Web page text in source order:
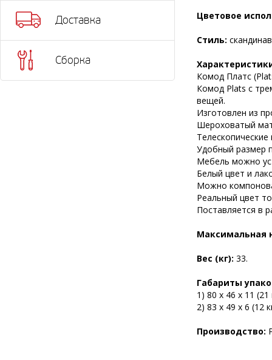
Доставка
Сборка
Цветовое
Стиль:
Комод Платс
Комод Plats с
вещей.
Изготовлен из
Шероховатый
Удобный размер
Мебель можно
Белый цвет и
Можно
Реальный цвет
Поставляется в
Максимальная
Вес (кг): 33.
Габариты
1) 80 х 46 х 11 (21
2) 83 х 49 х 6 (12
Производство: